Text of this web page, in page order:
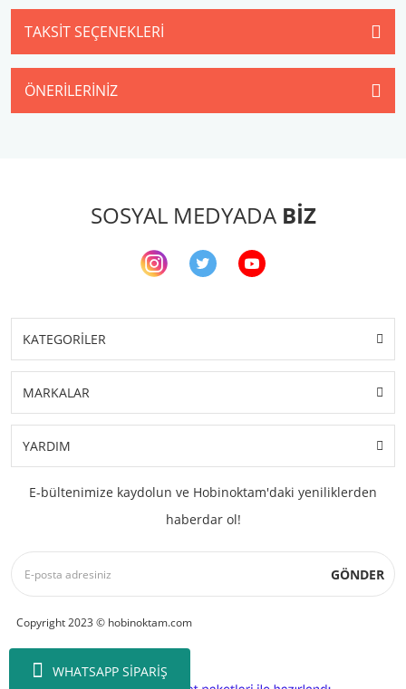
WHATSAPP SİPARİŞ
TAKSIT SEÇENEKLERI
ÖNERILERINIZ
SOSYAL MEDYADA BİZ
KATEGORİLER
MARKALAR
YARDIM
E-bültenimize kaydolun ve Hobinoktam'daki yeniliklerden
haberdar ol!
GÖNDER
Copyright 2023 © hobinoktam.com